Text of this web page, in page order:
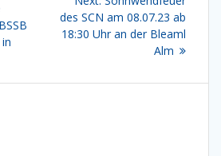
post:
des SCN am 08.07.23 ab
18:30 Uhr an der Bleaml
Alm